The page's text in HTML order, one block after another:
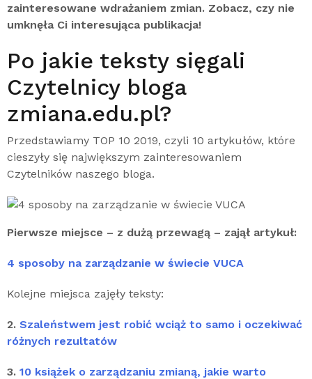
zainteresowane wdrażaniem zmian. Zobacz, czy nie
umknęła Ci interesująca publikacja!
Po jakie teksty sięgali
Czytelnicy bloga
zmiana.edu.pl?
Przedstawiamy TOP 10 2019, czyli 10 artykułów, które
cieszyły się największym zainteresowaniem
Czytelników naszego bloga.
Pierwsze miejsce – z dużą przewagą – zajął artykuł:
4 sposoby na zarządzanie w świecie VUCA
Kolejne miejsca zajęły teksty:
2. Szaleństwem jest robić wciąż to samo i oczekiwać
różnych rezultatów
3. 10 książek o zarządzaniu zmianą, jakie warto